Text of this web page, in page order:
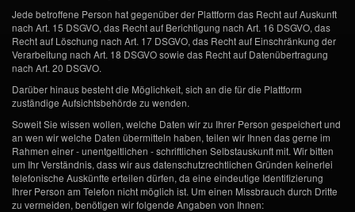
Jede betroffene Person hat gegenüber der Plattform das Recht auf Auskunft
nach Art. 15 DSGVO, das Recht auf Berichtigung nach Art. 16 DSGVO, das
Recht auf Löschung nach Art. 17 DSGVO, das Recht auf Einschränkung der
Verarbeitung nach Art. 18 DSGVO sowie das Recht auf Datenübertragung
nach Art. 20 DSGVO.
Darüber hinaus besteht die Möglichkeit, sich an die für die Plattform
zuständige Aufsichtsbehörde zu wenden.
Soweit Sie wissen wollen, welche Daten wir zu Ihrer Person gespeichert und
an wen wir welche Daten übermitteln haben, teilen wir Ihnen das gerne im
Rahmen einer - unentgeltlichen - schriftlichen Selbstauskunft mit. Wir bitten
um Ihr Verständnis, dass wir aus datenschutzrechtlichen Gründen keinerlei
telefonische Auskünfte erteilen dürfen, da eine eindeutige Identifizierung
Ihrer Person am Telefon nicht möglich ist. Um einen Missbrauch durch Dritte
zu vermeiden, benötigen wir folgende Angaben von Ihnen: